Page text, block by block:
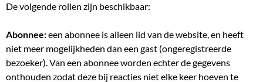
De volgende rollen zijn beschikbaar:
Abonnee:een abonnee is alleen lid van de website, en heeft
niet meer mogelijkheden dan een gast (ongeregistreerde
bezoeker). Van een abonnee worden echter de gegevens
onthouden zodat deze bij reacties niet elke keer hoeven te